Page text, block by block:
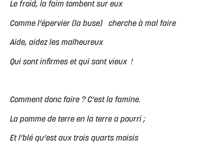
Le froid, la faim tombent sur eux
Comme l’épervier (la buse) cherche à mal faire
Aide, aidez les malheureux
Qui sont infirmes et qui sont vieux !
Comment donc faire ? C’est la famine.
La pomme de terre en la terre a pourri ;
Et l’blé qu’est aux trois quarts moisis